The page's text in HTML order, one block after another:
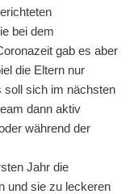
bei dem
gab es aber
die Eltern nur
soll sich im nächsten
dann aktiv
während der
Jahr die
und sie zu leckeren